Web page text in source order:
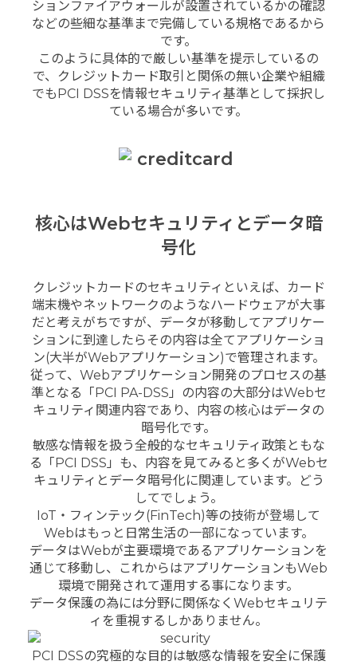
ションファイアウォールが設置されているかの確認
などの些細な基準まで完備している規格であるから
です。
このように具体的で厳しい基準を提示しているの
で、クレジットカード取引と関係の無い企業や組織
でもPCI DSSを情報セキュリティ基準として採択し
ている場合が多いです。
核心はWebセキュリティとデータ暗
号化
クレジットカードのセキュリティといえば、カード
端末機やネットワークのようなハードウェアが大事
だと考えがちですが、データが移動してアプリケー
ションに到達したらその内容は全てアプリケーショ
ン(大半がWebアプリケーション)で管理されます。
従って、Webアプリケーション開発のプロセスの基
準となる「PCI PA-DSS」の内容の大部分はWebセ
キュリティ関連内容であり、内容の核心はデータの
暗号化です。
敏感な情報を扱う全般的なセキュリティ政策ともな
る「PCI DSS」も、内容を見てみると多くがWebセ
キュリティとデータ暗号化に関連しています。どう
してでしょう。
IoT・フィンテック(FinTech)等の技術が登場して
Webはもっと日常生活の一部になっています。
データはWebが主要環境であるアプリケーションを
通じて移動し、これからはアプリケーションもWeb
環境で開発されて運用する事になります。
データ保護の為には分野に関係なくWebセキュリテ
ィを重視するしかありません。
PCI DSSの究極的な目的は敏感な情報を安全に保護